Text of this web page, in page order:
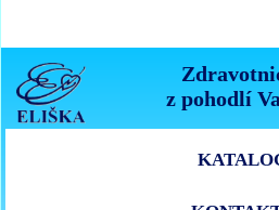
z pohodlí